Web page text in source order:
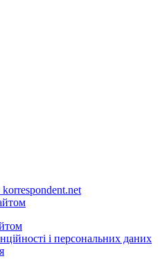
korrespondent.net
і персональних даних